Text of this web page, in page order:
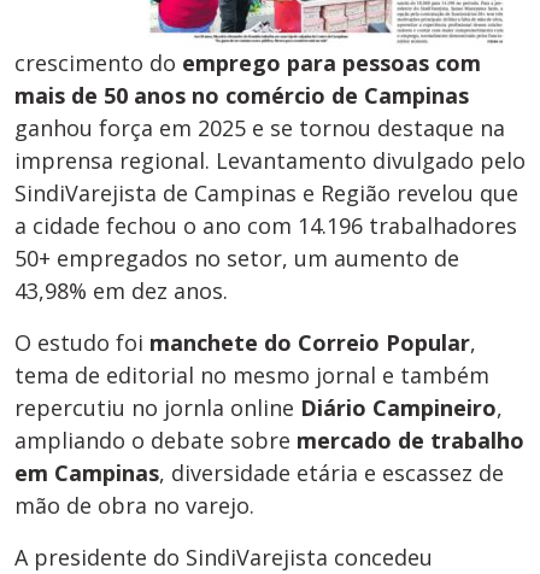
crescimento do emprego para pessoas com
mais de 50 anos no comércio de Campinas
ganhou força em 2025 e se tornou destaque na
imprensa regional. Levantamento divulgado pelo
SindiVarejista de Campinas e Região revelou que
a cidade fechou o ano com 14.196 trabalhadores
50+ empregados no setor, um aumento de
43,98% em dez anos.
O estudo foi manchete do Correio Popular,
tema de editorial no mesmo jornal e também
repercutiu no jornla online Diário Campineiro,
ampliando o debate sobre mercado de trabalho
em Campinas, diversidade etária e escassez de
mão de obra no varejo.
A presidente do SindiVarejista concedeu